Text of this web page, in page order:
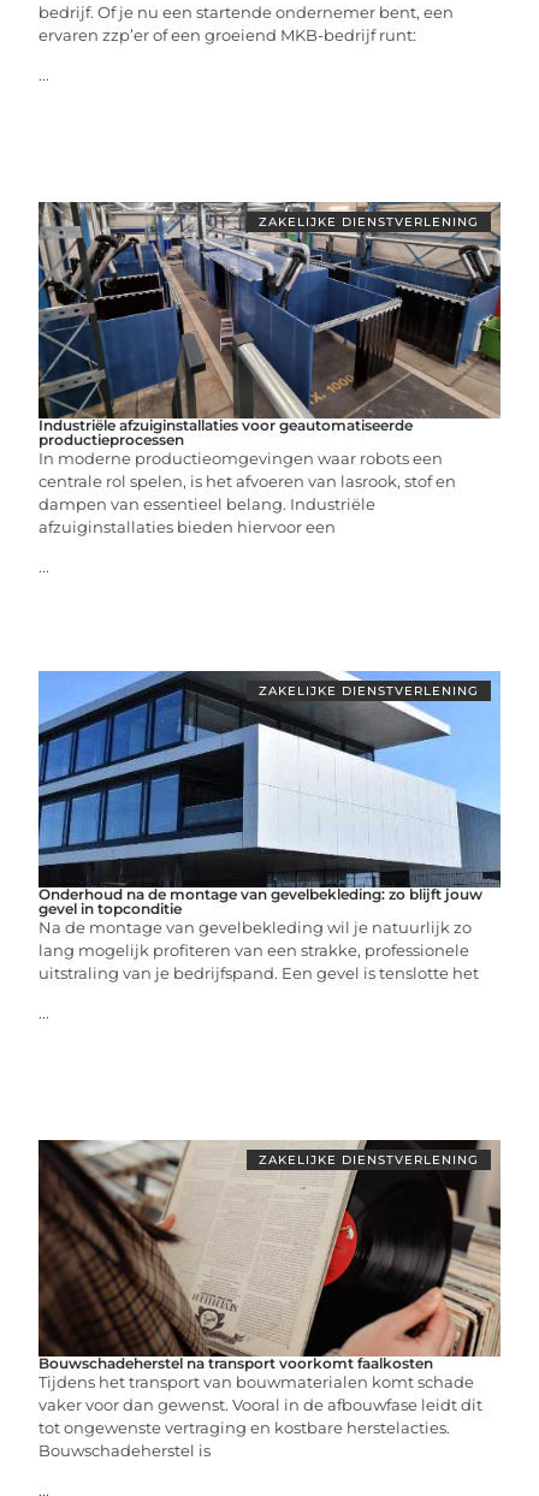
bedrijf. Of je nu een startende ondernemer bent, een
ervaren zzp’er of een groeiend MKB-bedrijf runt:
...
ZAKELIJKE DIENSTVERLENING
Industriële afzuiginstallaties voor geautomatiseerde
productieprocessen
In moderne productieomgevingen waar robots een
centrale rol spelen, is het afvoeren van lasrook, stof en
dampen van essentieel belang. Industriële
afzuiginstallaties bieden hiervoor een
...
ZAKELIJKE DIENSTVERLENING
Onderhoud na de montage van gevelbekleding: zo blijft jouw
gevel in topconditie
Na de montage van gevelbekleding wil je natuurlijk zo
lang mogelijk profiteren van een strakke, professionele
uitstraling van je bedrijfspand. Een gevel is tenslotte het
...
ZAKELIJKE DIENSTVERLENING
Bouwschadeherstel na transport voorkomt faalkosten
Tijdens het transport van bouwmaterialen komt schade
vaker voor dan gewenst. Vooral in de afbouwfase leidt dit
tot ongewenste vertraging en kostbare herstelacties.
Bouwschadeherstel is
...